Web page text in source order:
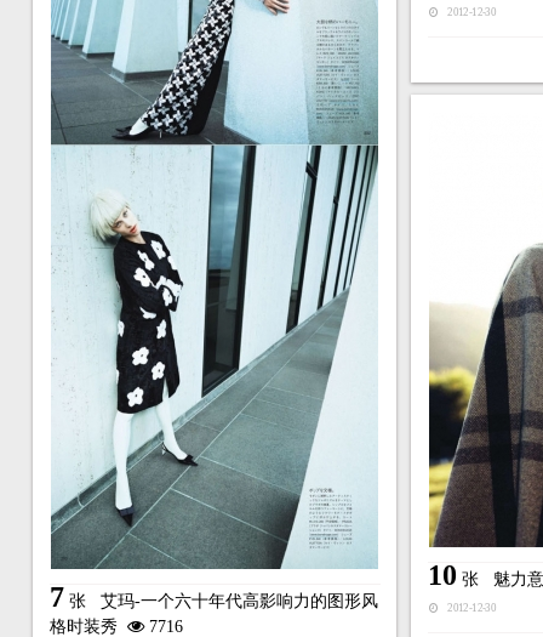
7 张 艾玛-一个六十年代高影响力的图形风
格时装秀
7716
2012-12-30
10 张 魅力
2012-12-30